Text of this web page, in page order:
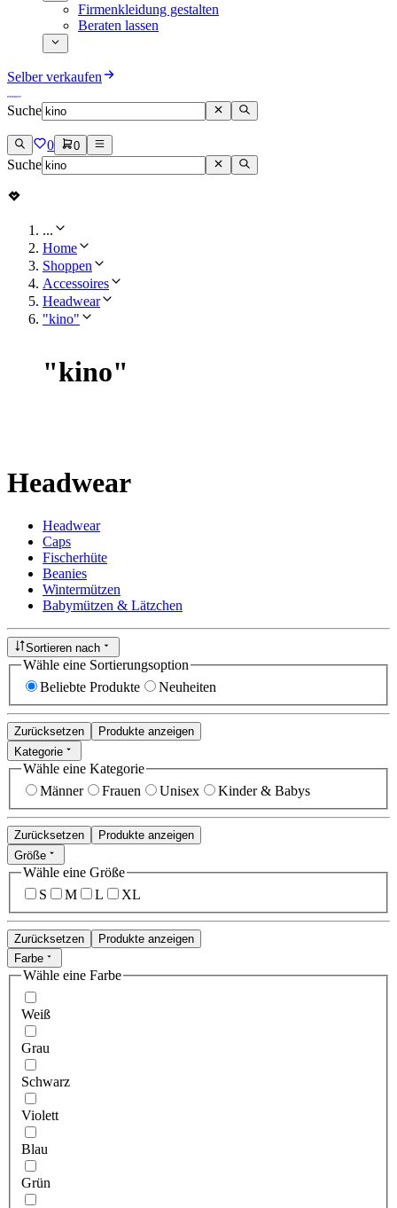
Firmenkleidung gestalten
Beraten lassen
Selber verkaufen
Suche
0 0
Suche
...
Home
Shoppen
Accessoires
Headwear
"kino"
"kino"
Headwear
Headwear
Caps
Fischerhüte
Beanies
Wintermützen
Babymützen & Lätzchen
Sortieren nach
Wähle eine Sortierungsoption
Beliebte Produkte
Neuheiten
Zurücksetzen
Produkte anzeigen
Kategorie
Wähle eine Kategorie
Männer
Frauen Unisex Kinder & Babys
Zurücksetzen
Produkte anzeigen
Größe
Wähle eine Größe
S
M L XL
Zurücksetzen
Produkte anzeigen
Farbe
Wähle eine Farbe
Weiß
Grau
Schwarz
Violett
Blau
Grün